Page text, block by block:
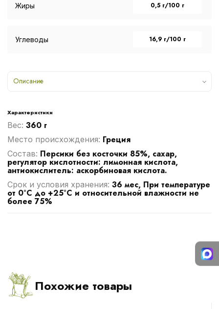
Жиры 0,5 г/100 г
Углеводы 16,9 г/100 г
Описание
Характеристики
Вес: 360 г
Место происхождения: Греция
Cостав: Персики без косточки 85%, сахар,
регулятор кислотности: лимонная кислота,
антиокислитель: аскорбиновая кислота.
Срок и условия хранения: 36 мес, При температуре
от 0°С до +25°С и относительной влажности не
более 75%
Похожие товары